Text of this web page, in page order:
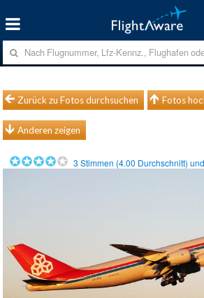
Zurück zu Fotos durchsuchen Fotos
Anderen zeigen
3 Stimmen (4.00 Durchschnitt)